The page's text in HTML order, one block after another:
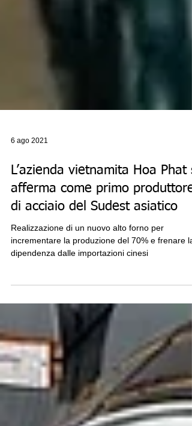
6 ago 2021
L’azienda vietnamita Hoa Phat
afferma come primo produttore
di acciaio del Sudest asiatico
Realizzazione di un nuovo alto forno per